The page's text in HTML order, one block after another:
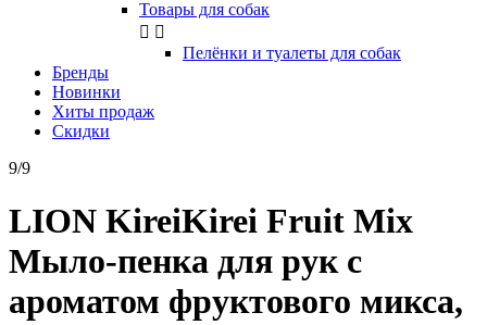
Товары для собак
 
Пелёнки и туалеты для собак
Бренды
Новинки
Хиты продаж
Скидки
9/9
LION KireiKirei Fruit Mix
Мыло-пенка для рук с
ароматом фруктового микса,